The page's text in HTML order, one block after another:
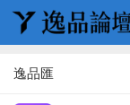
逸品匯